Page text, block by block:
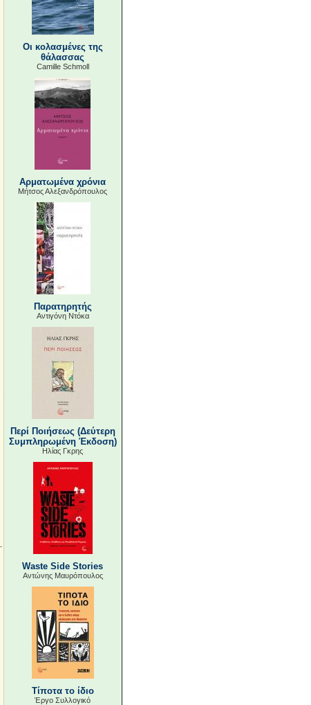
Οι κολασμένες της
θάλασσας
Camille Schmoll
Αρματωμένα χρόνια
Μήτσος Αλεξανδρόπουλος
Παρατηρητής
Αντιγόνη Ντόκα
Περί Ποιήσεως (Δεύτερη
Συμπληρωμένη Έκδοση)
Ηλίας Γκρης
Waste Side Stories
Αντώνης Μαυρόπουλος
Τίποτα το ίδιο
Έργο Συλλογικό